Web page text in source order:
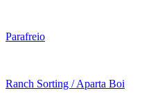
Parafreio
Ranch Sorting / Aparta Boi